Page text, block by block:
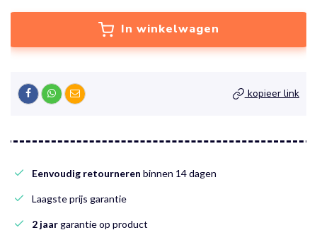
In winkelwagen
kopieer link
Eenvoudig retourneren binnen 14 dagen
Laagste prijs garantie
2 jaargarantie op product